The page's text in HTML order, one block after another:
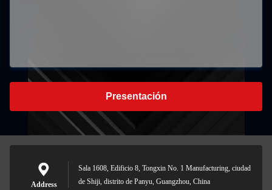
Presentación
Address
Sala 1608, Edificio 8, Tongxin No. 1 Manufacturing, ciudad
de Shiji, distrito de Panyu, Guangzhou, China